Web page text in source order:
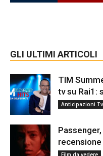
GLI ULTIMI ARTICOLI
TIM
tv su Rai1:
Anticipazioni Tv
recensione